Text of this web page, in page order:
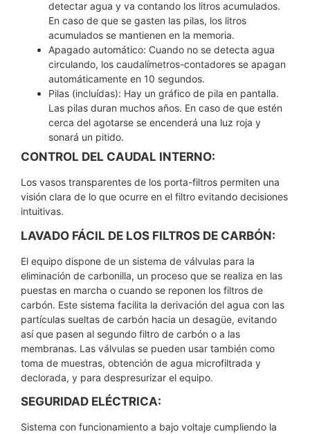
detectar agua y va contando los litros acumulados.
En caso de que se gasten las pilas, los litros
acumulados se mantienen en la memoria.
Apagado automático: Cuando no se detecta agua
circulando, los caudalímetros-contadores se apagan
automáticamente en 10 segundos.
Pilas (incluídas): Hay un gráfico de pila en pantalla.
Las pilas duran muchos años. En caso de que estén
cerca del agotarse se encenderá una luz roja y
sonará un pitido.
CONTROL DEL CAUDAL INTERNO:
Los vasos transparentes de los porta-filtros permiten una
visión clara de lo que ocurre en el filtro evitando decisiones
intuitivas.
LAVADO FÁCIL DE LOS FILTROS DE CARBÓN:
El equipo dispone de un sistema de válvulas para la
eliminación de carbonilla, un proceso que se realiza en las
puestas en marcha o cuando se reponen los filtros de
carbón. Este sistema facilita la derivación del agua con las
partículas sueltas de carbón hacia un desagüe, evitando
así que pasen al segundo filtro de carbón o a las
membranas. Las válvulas se pueden usar también como
toma de muestras, obtención de agua microfiltrada y
declorada, y para despresurizar el equipo.
SEGURIDAD ELÉCTRICA:
Sistema con funcionamiento a bajo voltaje cumpliendo la